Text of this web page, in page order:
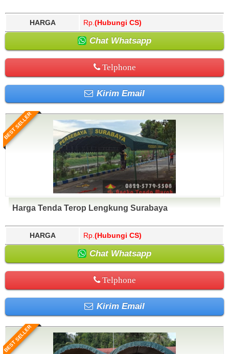
HARGA Rp. (Hubungi CS)
Chat Whatsapp
Telphone
Kirim Email
BEST SELLER
Harga Tenda Terop Lengkung Surabaya
HARGA Rp. (Hubungi CS)
Chat Whatsapp
Telphone
Kirim Email
BEST SELLER